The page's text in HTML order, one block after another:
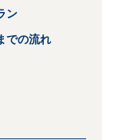
ン
での流れ